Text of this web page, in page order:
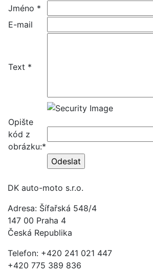
Jméno *
E-mail
Text *
Opište
kód z
obrázku:*
DK auto-moto s.r.o.
Adresa: Šífařská 548/4
147 00 Praha 4
Česká Republika
Telefon: +420 241 021 447
+420 775 389 836